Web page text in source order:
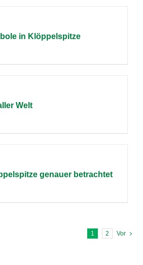
in Klöppelspitze
Welt
genauer betrachtet
1 2 Vor